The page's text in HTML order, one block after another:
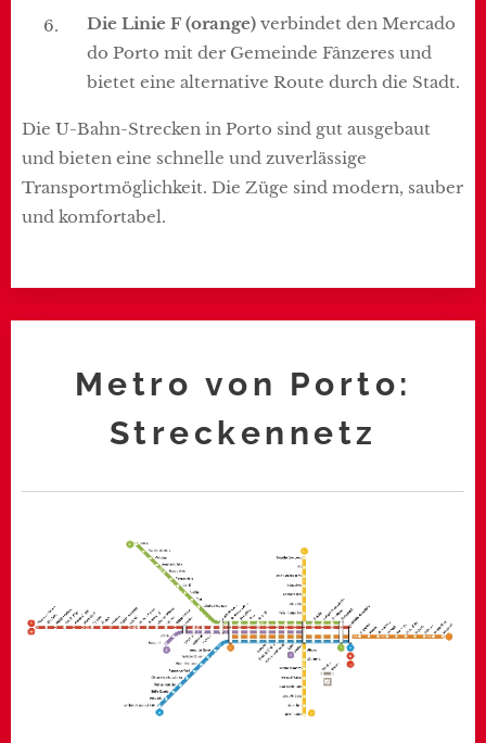
Die Linie F (orange) verbindet den Mercado
do Porto mit der Gemeinde Fânzeres und
bietet eine alternative Route durch die Stadt.
Die U-Bahn-Strecken in Porto sind gut ausgebaut
und bieten eine schnelle und zuverlässige
Transportmöglichkeit. Die Züge sind modern, sauber
und komfortabel.
Metro von Porto:
Streckennetz